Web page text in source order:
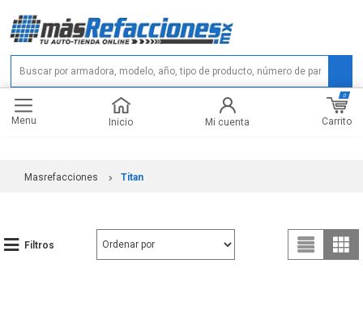
Menu Inicio Mi cuenta Carrito
0
Masrefacciones Titan
Filtros